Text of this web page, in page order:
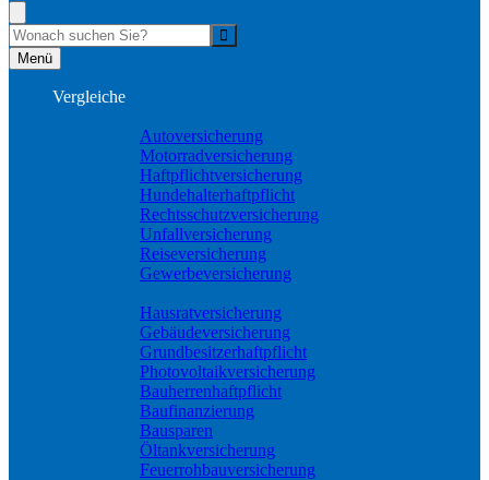
Menü
Vergleiche
Autoversicherung
Motorradversicherung
Haftpflichtversicherung
Hundehalterhaftpflicht
Rechtsschutzversicherung
Unfallversicherung
Reiseversicherung
Gewerbeversicherung
Hausratversicherung
Gebäudeversicherung
Grundbesitzerhaftpflicht
Photovoltaikversicherung
Bauherrenhaftpflicht
Baufinanzierung
Bausparen
Öltankversicherung
Feuerrohbauversicherung